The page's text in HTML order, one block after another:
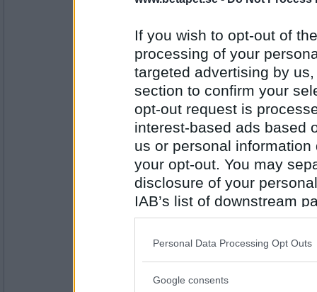
If you wish to opt-out of
processing of your
targeted advertising by
section to confirm your
opt-out request is
interest-based ads based
us or personal
your opt-out. You may
disclosure of your
IAB’s list of downstream
also be disclosed by us
Downstream Participants
Please note that this
Personal Data Processing Opt Outs
Google consents
Antal inlägg:
22535
Fått bort det mesta
Antal inlägg:
16685
hört MammaMia och nu Adele ..
vad har du ?